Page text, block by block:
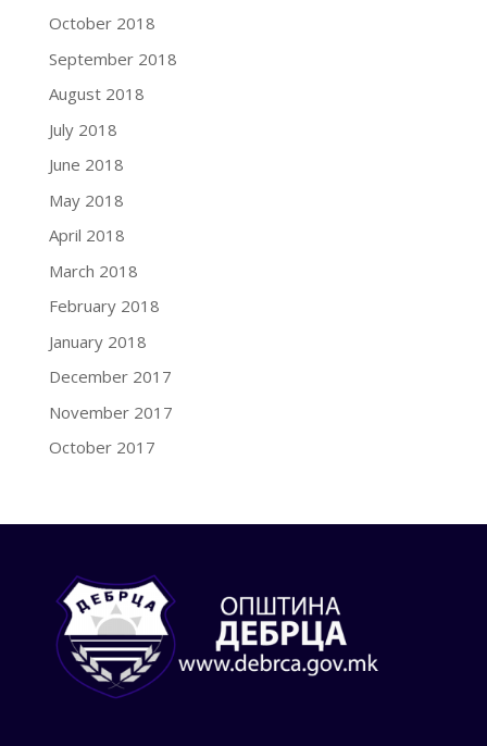
October 2018
September 2018
August 2018
July 2018
June 2018
May 2018
April 2018
March 2018
February 2018
January 2018
December 2017
November 2017
October 2017